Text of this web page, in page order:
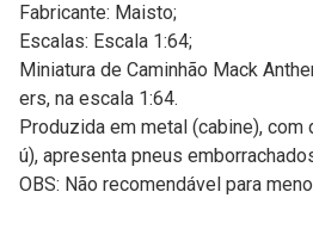
Fabricante: Maisto;
Escalas: Escala 1:64;
Miniatura de Caminhão Mack
ers, na escala 1:64.
Produzida em metal (cabine),
ú), apresenta pneus
OBS: Não recomendável para